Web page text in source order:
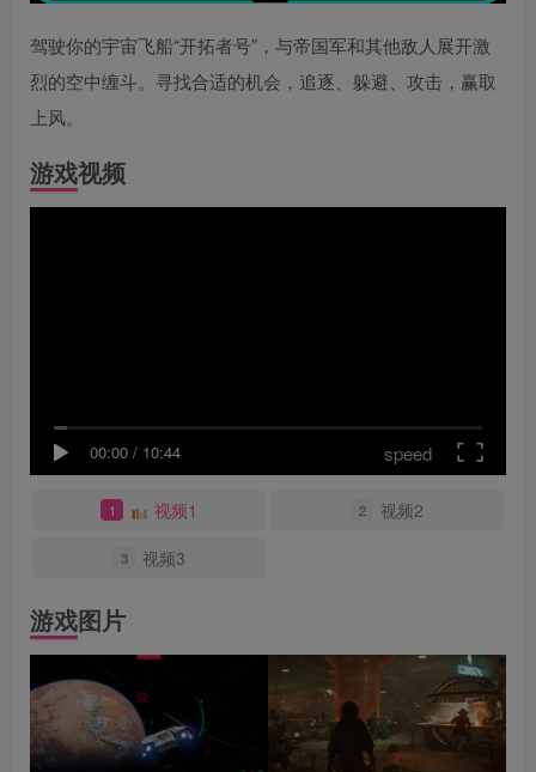
驾驶你的宇宙飞船“开拓者号”，与帝国军和其他敌人展开激
烈的空中缠斗。寻找合适的机会，追逐、躲避、攻击，赢取
上风。
游戏视频
00:00 / 10:44 speed
1 视频1 2 视频2
3 视频3
游戏图片